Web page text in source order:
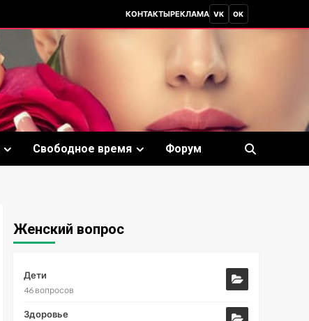
КОНТАКТЫРЕКЛАМА VK OK
Свободное время Форум
Женский вопрос
Дети
46 вопросов
Здоровье